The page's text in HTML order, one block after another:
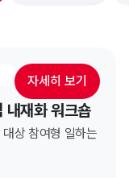
자세히 보기
내재화 워크숍
상 참여형 일하는